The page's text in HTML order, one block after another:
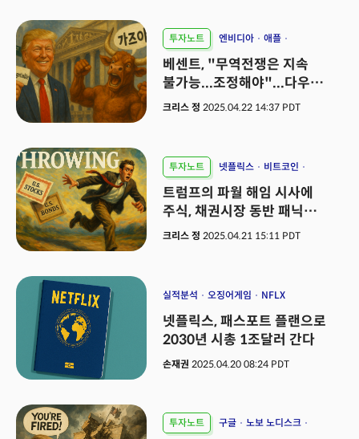
투자노트 엔비디아
애플
매그니피센트 7
베센트, "무역전쟁은 지속
불가능...조정해야"...다우
1000포인트 급등
크리스 정 2025.04.22 14:37 PDT
투자노트 넷플릭스
비트코인
신용 리스크
트럼프의 파월 해임 시사에
주식, 채권시장 동반 패닉
매도세 연출
크리스 정 2025.04.21 15:11 PDT
실적분석 오징어게임 NFLX
넷플릭스, 패스포트 플랜으로
2030년 시총 1조달러 간다
손재권 2025.04.20 08:24 PDT
투자노트 구글
노보 노디스크